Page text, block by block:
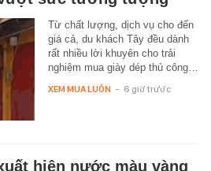
Từ chất lượng, dịch vụ cho đến
giá cả, du khách Tây đều dành
rất nhiều lời khuyên cho trải
nghiệm mua giày dép thủ công…
XEM MUA LUÔN - 6 giờ trước
hiện nước màu vàng